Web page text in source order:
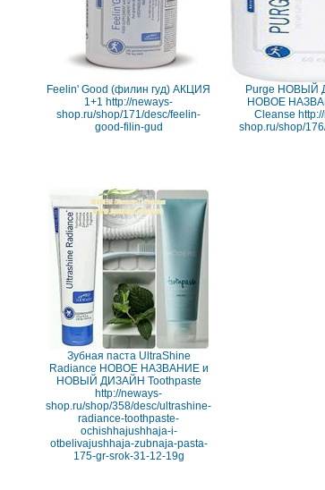
Feelin' Good (филин гуд) АКЦИЯ
1+1 http://neways-
shop.ru/shop/171/desc/feelin-
good-filin-gud
Purge НОВЫЙ
НОВОЕ
Cleanse
shop.ru/shop/
Зубная паста UltrаShine
Rаdiаnce НОВОЕ НАЗВАНИЕ и
НОВЫЙ ДИЗАЙН Toothpaste
http://neways-
shop.ru/shop/358/desc/ultrashine-
radiance-toothpaste-
ochishhajushhaja-i-
otbelivajushhaja-zubnaja-pasta-
175-gr-srok-31-12-19g